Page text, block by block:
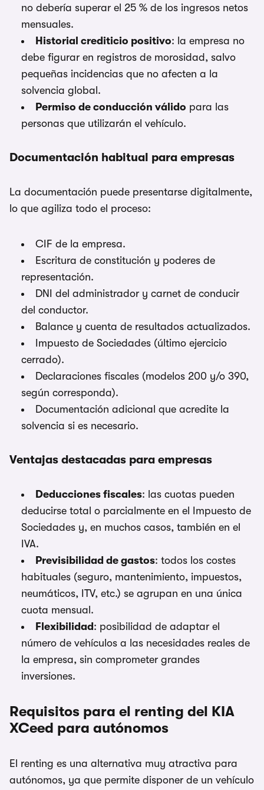
no debería superar el 25 % de los ingresos netos
mensuales.
Historial crediticio positivo: la empresa no
debe figurar en registros de morosidad, salvo
pequeñas incidencias que no afecten a la
solvencia global.
Permiso de conducción válido para las
personas que utilizarán el vehículo.
Documentación habitual para empresas
La documentación puede presentarse digitalmente,
lo que agiliza todo el proceso:
CIF de la empresa.
Escritura de constitución y poderes de
representación.
DNI del administrador y carnet de conducir
del conductor.
Balance y cuenta de resultados actualizados.
Impuesto de Sociedades (último ejercicio
cerrado).
Declaraciones fiscales (modelos 200 y/o 390,
según corresponda).
Documentación adicional que acredite la
solvencia si es necesario.
Ventajas destacadas para empresas
Deducciones fiscales: las cuotas pueden
deducirse total o parcialmente en el Impuesto de
Sociedades y, en muchos casos, también en el
IVA.
Previsibilidad de gastos: todos los costes
habituales (seguro, mantenimiento, impuestos,
neumáticos, ITV, etc.) se agrupan en una única
cuota mensual.
Flexibilidad : posibilidad de adaptar el
número de vehículos a las necesidades reales de
la empresa, sin comprometer grandes
inversiones.
Requisitos para el renting del KIA
XCeed para autónomos
El renting es una alternativa muy atractiva para
autónomos, ya que permite disponer de un vehículo